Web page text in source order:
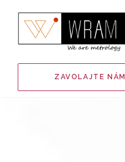
ZAVOLAJTE NÁM